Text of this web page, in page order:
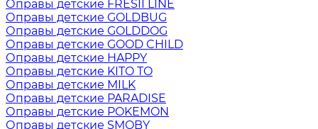
Оправы детские FRESII LINE
Оправы детские GOLDBUG
Оправы детские GOLDDOG
Оправы детские GOOD CHILD
Оправы детские HAPPY
Оправы детские KITO TO
Оправы детские MILK
Оправы детские PARADISE
Оправы детские POKEMON
Оправы детские SMOBY